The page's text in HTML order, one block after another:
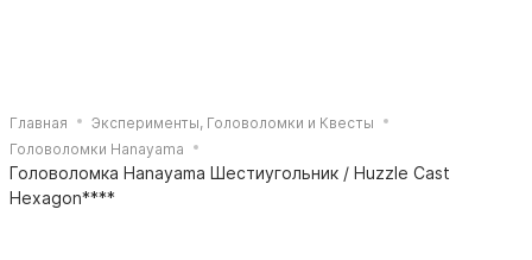
Главная
Эксперименты, Головоломки и Квесты
Головоломки Hanayama
Головоломка Hanayama Шестиугольник / Huzzle Cast
Hexagon****